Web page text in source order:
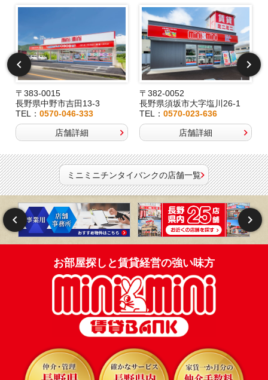
〒383-0015
長野県中野市吉田13-3
TEL： 0570-046-333
店舗詳細
〒382-0052
長野県須坂市大字塩川26-1
TEL：0570-023-636
店舗詳細
ミニミニチンタイバンクの店舗一覧
お部屋探しと賃貸経営の強い味方